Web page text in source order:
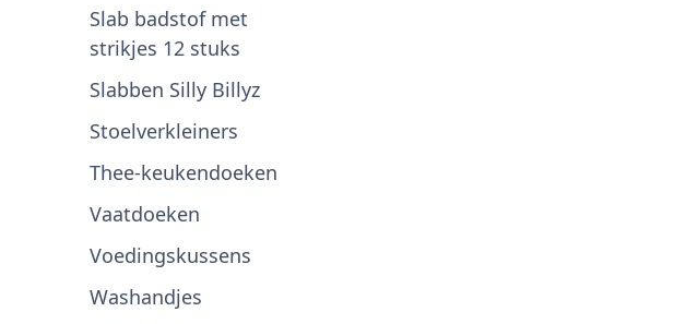
Slab badstof met
strikjes 12 stuks
Slabben Silly Billyz
Stoelverkleiners
Thee-keukendoeken
Vaatdoeken
Voedingskussens
Washandjes